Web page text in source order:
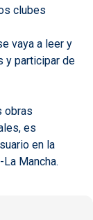
clubes
vaya a leer y
y participar de
obras
es
en la
Mancha.